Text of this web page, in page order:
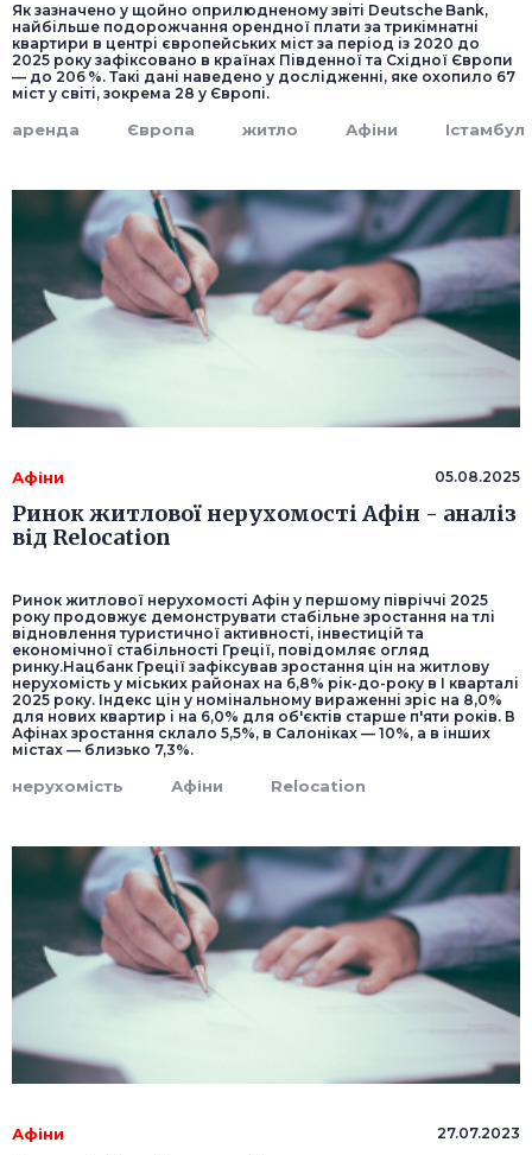
Як зазначено у щойно оприлюдненому звіті Deutsche Bank,
найбільше подорожчання орендної плати за трикімнатні
квартири в центрі європейських міст за період із 2020 до
2025 року зафіксовано в країнах Південної та Східної Європи
— до 206 %. Такі дані наведено у дослідженні, яке охопило 67
міст у світі, зокрема 28 у Європі.
аренда Європа житло Афіни Істамбул
Афіни 05.08.2025
Ринок житлової нерухомості Афін - аналіз
від Relocation
Ринок житлової нерухомості Афін у першому півріччі 2025
року продовжує демонструвати стабільне зростання на тлі
відновлення туристичної активності, інвестицій та
економічної стабільності Греції, повідомляє огляд
ринку.Нацбанк Греції зафіксував зростання цін на житлову
нерухомість у міських районах на 6,8% рік-до-року в I кварталі
2025 року. Індекс цін у номінальному вираженні зріс на 8,0%
для нових квартир і на 6,0% для об'єктів старше п'яти років. В
Афінах зростання склало 5,5%, в Салоніках — 10%, а в інших
містах — близько 7,3%.
нерухомість Афіни Relocation
Афіни 27.07.2023